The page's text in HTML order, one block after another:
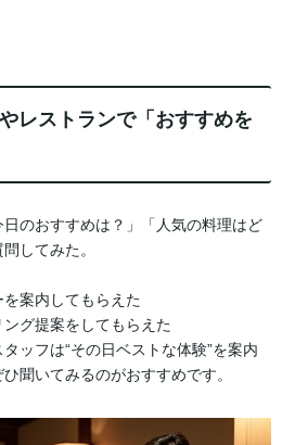
レストランで「おすすめを
日のおすすめは？」「人気の料理はど
してみた。
を案内してもらえた
ング提案をしてもらえた
ッフは“その日ベストな体験”を案内
聞いてみるのがおすすめです。